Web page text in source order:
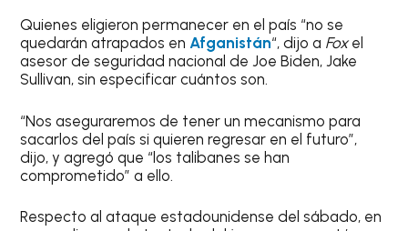
Quienes eligieron permanecer en el país “no se
quedarán atrapados enAfganistán“, dijo a Foxel
asesor de seguridad nacional de Joe Biden, Jake
Sullivan, sin especificar cuántos son.
“Nos aseguraremos de tener un mecanismo para
sacarlos del país si quieren regresar en el futuro”,
dijo, y agregó que “los talibanes se han
comprometido” a ello.
Respecto al ataque estadounidense del sábado, en